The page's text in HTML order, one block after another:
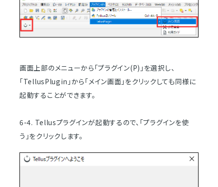
画面上部のメニューから「プラグイン(P)」を選択し、
「TellusPlugin」から「メイン画面」をクリックしても同様に
起動することができます。
6-4. Tellusプラグインが起動するので、「プラグインを使
う」をクリックします。